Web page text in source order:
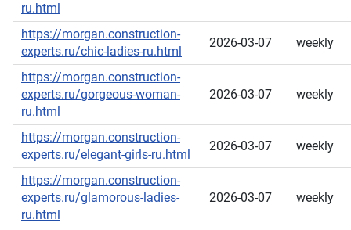
ru.html
https://morgan.construction-
experts.ru/chic-ladies-ru.html
2026-03-07 weekly
https://morgan.construction-
experts.ru/gorgeous-woman-
ru.html
2026-03-07 weekly
https://morgan.construction-
experts.ru/elegant-girls-ru.html
2026-03-07 weekly
https://morgan.construction-
experts.ru/glamorous-ladies-
ru.html
2026-03-07 weekly